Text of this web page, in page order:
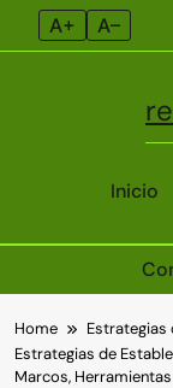
A+ A–
Inicio
to
content
Home
Estrategias
Estrategias de
Marcos,